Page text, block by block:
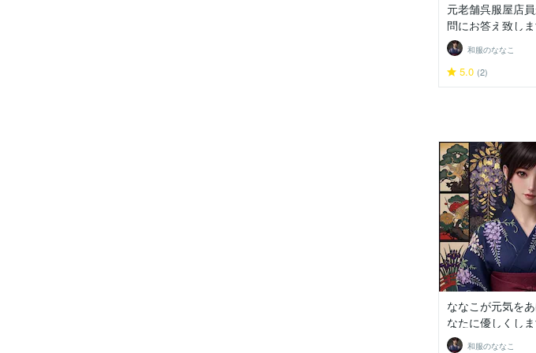
元老舗呉服屋店
問にお答え致し
和服のななこ
5.0 (2)
ななこが元気を
なたに優しくし
和服のななこ